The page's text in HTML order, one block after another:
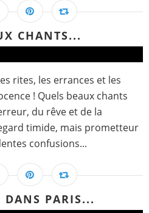
CHANTS...
rites, les errances et les
! Quels beaux chants
du rêve et de la
timide, mais prometteur
confusions...
DANS PARIS...